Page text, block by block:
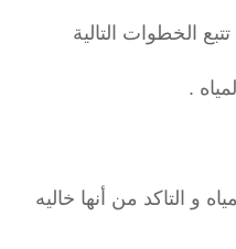
تتبع الخطوات التالية
.
و التاكد من أنها خاليه